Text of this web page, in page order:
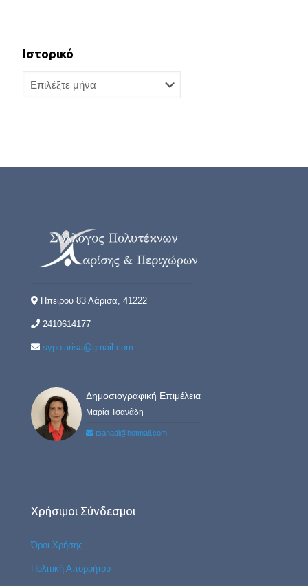
Ιστορικό
Ηπείρου 83 Λάρισα, 41222
2410614177
sypolarisa@gmail.com
Δημοσιογραφική Επιμέλεια
Μαρία Τσανάδη
tsanadi@hotmail.com
Χρήσιμοι Σύνδεσμοι
Όροι Χρήσης
Πολιτική Απορρήτου